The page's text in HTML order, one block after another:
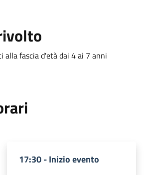
alla fascia d'età dai 4 ai 7 anni
17:30 - Inizio evento